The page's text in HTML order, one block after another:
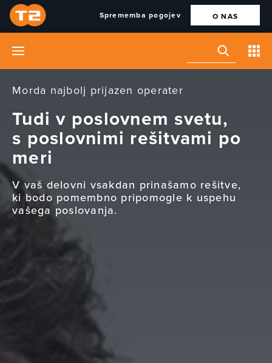
Sprememba pogojev O NAS
Morda najbolj prijazen operater
Tudi v poslovnem svetu,
s poslovnimi rešitvami po
meri
V vaš delovni vsakdan prinašamo rešitve,
ki bodo pomembno pripomogle k uspehu
vašega poslovanja.